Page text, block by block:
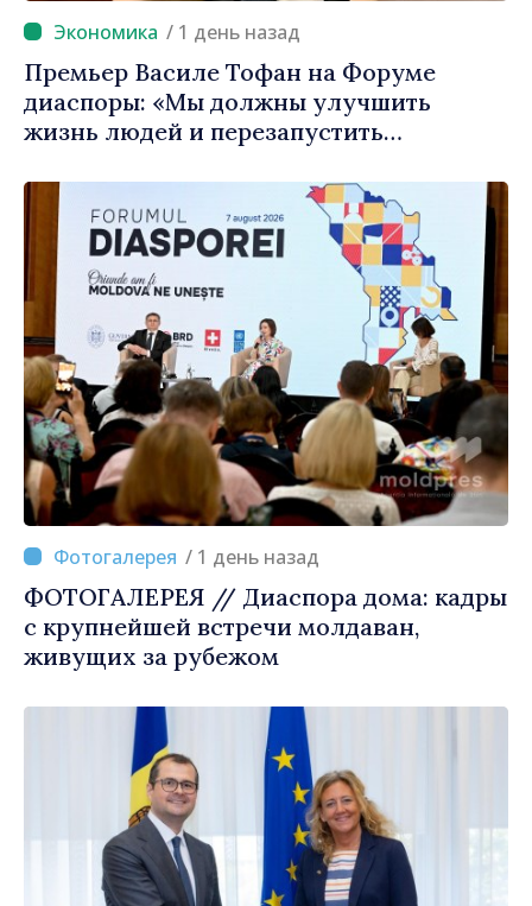
/ 1 день назад
Премьер Василе Тофан на Форуме
диаспоры: «Мы должны улучшить
жизнь людей и перезапустить
/ 1 день назад
ФОТОГАЛЕРЕЯ // Диаспора дома: кадры
с крупнейшей встречи молдаван,
живущих за рубежом